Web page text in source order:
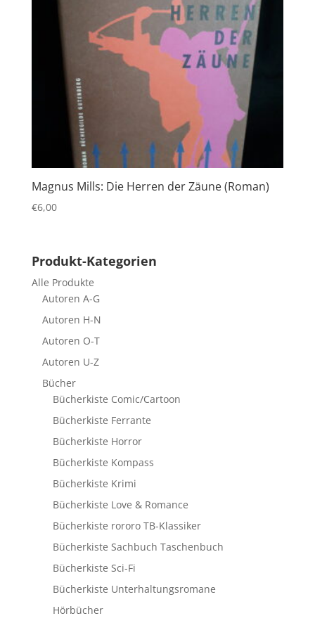
Magnus Mills: Die Herren der Zäune (Roman)
€6,00
Produkt-Kategorien
Alle Produkte
Autoren A-G
Autoren H-N
Autoren O-T
Autoren U-Z
Bücher
Bücherkiste Comic/Cartoon
Bücherkiste Ferrante
Bücherkiste Horror
Bücherkiste Kompass
Bücherkiste Krimi
Bücherkiste Love & Romance
Bücherkiste rororo TB-Klassiker
Bücherkiste Sachbuch Taschenbuch
Bücherkiste Sci-Fi
Bücherkiste Unterhaltungsromane
Hörbücher